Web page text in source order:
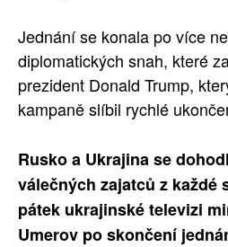
Jednání se konala po více
diplomatických snah, které
prezident Donald Trump,
kampaně slíbil rychlé
Rusko a Ukrajina se
válečných zajatců z každé
pátek ukrajinské televizi
Umerov po skončení